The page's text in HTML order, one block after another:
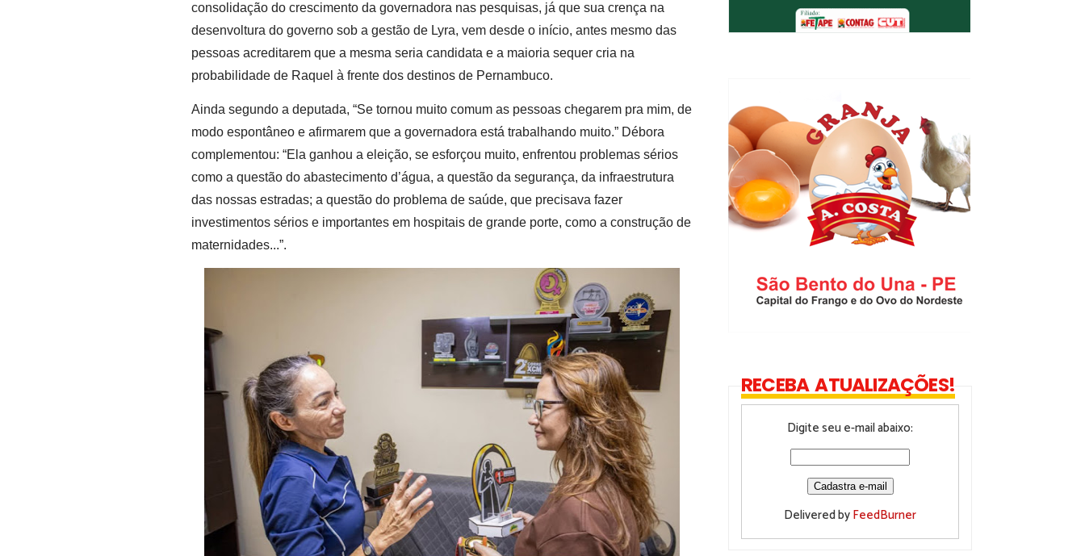
consolidação do crescimento da governadora nas pesquisas, já que sua crença na
desenvoltura do governo sob a gestão de Lyra, vem desde o início, antes mesmo das
pessoas acreditarem que a mesma seria candidata e a maioria sequer cria na
probabilidade de Raquel à frente dos destinos de Pernambuco.
Ainda segundo a deputada, “Se tornou muito comum as pessoas chegarem pra mim, de
modo espontâneo e afirmarem que a governadora está trabalhando muito.” Débora
complementou: “Ela ganhou a eleição, se esforçou muito, enfrentou problemas sérios
como a questão do abastecimento d’água, a questão da segurança, da infraestrutura
das nossas estradas; a questão do problema de saúde, que precisava fazer
investimentos sérios e importantes em hospitais de grande porte, como a construção de
maternidades...”.
RECEBA ATUALIZAÇÕES!
Digite seu e-mail abaixo:
Delivered byFeedBurner